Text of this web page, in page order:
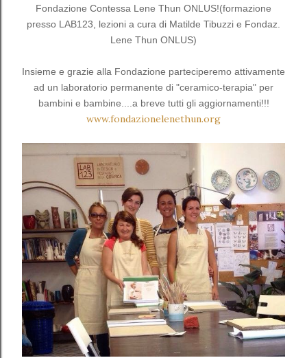
Fondazione Contessa Lene Thun ONLUS!(formazione
presso LAB123, lezioni a cura di Matilde Tibuzzi e Fondaz.
Lene Thun ONLUS)
Insieme e grazie alla Fondazione parteciperemo attivamente
ad un laboratorio permanente di "ceramico-terapia" per
bambini e bambine....a breve tutti gli aggiornamenti!!!
www.fondazionelenethun.org